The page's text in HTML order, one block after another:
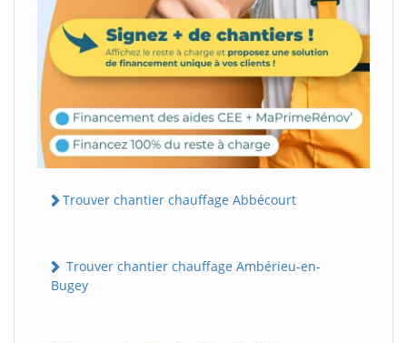
Trouver chantier chauffage Abbécourt
Trouver chantier chauffage Ambérieu-en-
Bugey